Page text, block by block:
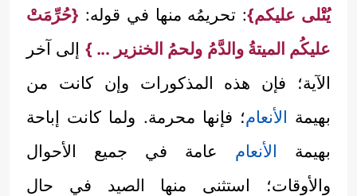
يُتْلى عليكم}: تحريمُه منها في قوله: {حُرِّمَتْ
عليكُم الميتةُ والدَّمُ ولحمُ الخنزير ... } إلى آخر
الآية؛ فإن هذه المذكورات وإن كانت من
بهيمة الأنعام؛ فإنها محرمة. ولما كانت إباحة
بهيمة الأنعام عامة في جميع الأحوال
والأوقات؛ استثنى منها الصيد في حال